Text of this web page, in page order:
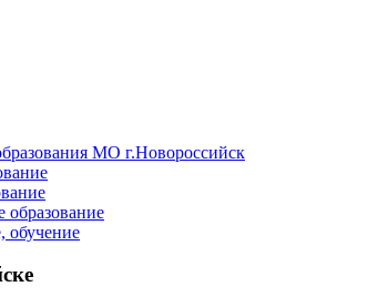
МО г.Новороссийск
образование
обучение